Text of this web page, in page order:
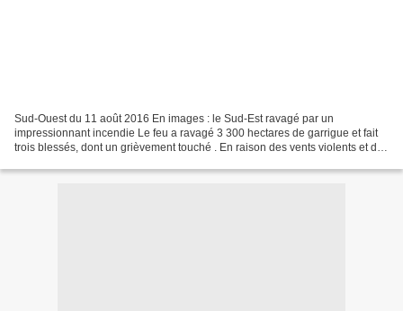
Sud-Ouest du 11 août 2016 En images : le Sud-Est ravagé par un
impressionnant incendie Le feu a ravagé 3 300 hectares de garrigue et fait
trois blessés, dont un grièvement touché . En raison des vents violents et de